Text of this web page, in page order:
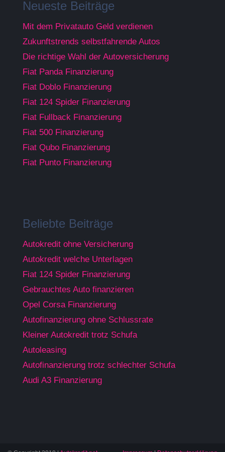
Neueste Beiträge
Mit dem Privatauto Geld verdienen
Zukunftstrends selbstfahrende Autos
Die richtige Wahl der Autoversicherung
Fiat Panda Finanzierung
Fiat Doblo Finanzierung
Fiat 124 Spider Finanzierung
Fiat Fullback Finanzierung
Fiat 500 Finanzierung
Fiat Qubo Finanzierung
Fiat Punto Finanzierung
Beliebte Beiträge
Autokredit ohne Versicherung
Autokredit welche Unterlagen
Fiat 124 Spider Finanzierung
Gebrauchtes Auto finanzieren
Opel Corsa Finanzierung
Autofinanzierung ohne Schlussrate
Kleiner Autokredit trotz Schufa
Autoleasing
Autofinanzierung trotz schlechter Schufa
Audi A3 Finanzierung